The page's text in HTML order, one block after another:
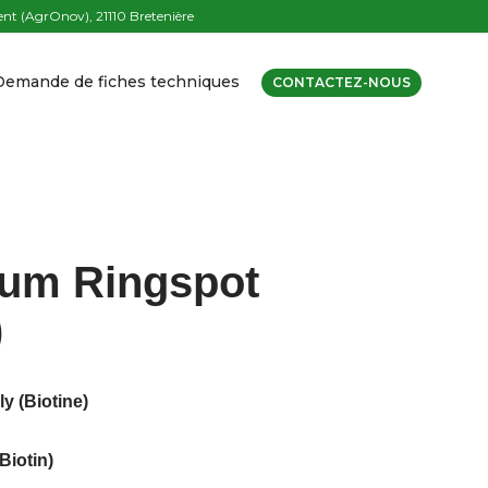
(AgrOnov), 21110 Bretenière
de fiches techniques CONTACTEZ-NOUS
Ringspot
(Biotine)